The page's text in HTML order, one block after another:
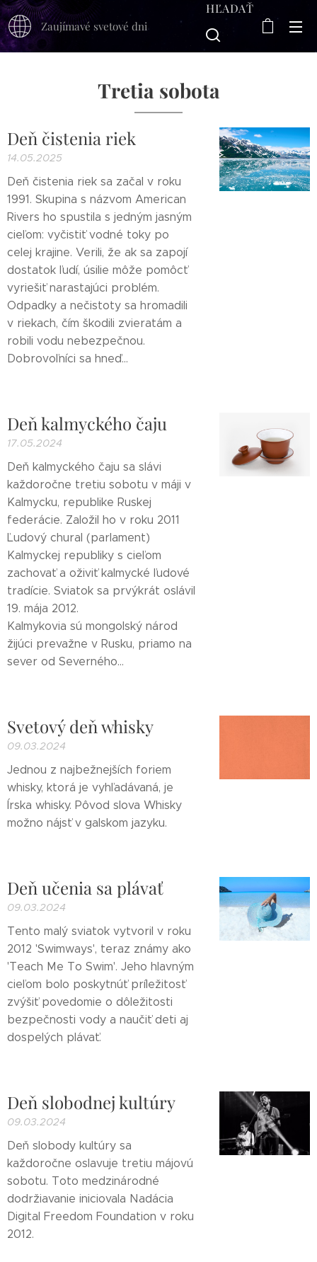
Zaujímavé svetové dni
HĽADAŤ
Tretia sobota
Deň čistenia riek
14.05.2025
Deň čistenia riek sa začal v roku
1991. Skupina s názvom American
Rivers ho spustila s jedným jasným
cieľom: vyčistiť vodné toky po
celej krajine. Verili, že ak sa zapojí
dostatok ľudí, úsilie môže pomôcť
vyriešiť narastajúci problém.
Odpadky a nečistoty sa hromadili
v riekach, čím škodili zvieratám a
robili vodu nebezpečnou.
Dobrovoľníci sa hneď...
Deň kalmyckého čaju
17.05.2024
Deň kalmyckého čaju sa slávi
každoročne tretiu sobotu v máji v
Kalmycku, republike Ruskej
federácie. Založil ho v roku 2011
Ľudový chural (parlament)
Kalmyckej republiky s cieľom
zachovať a oživiť kalmycké ľudové
tradície. Sviatok sa prvýkrát oslávil
19. mája 2012.
Kalmykovia sú mongolský národ
žijúci prevažne v Rusku, priamo na
sever od Severného...
Svetový deň whisky
09.03.2024
Jednou z najbežnejších foriem
whisky, ktorá je vyhľadávaná, je
Írska whisky. Pôvod slova Whisky
možno nájsť v galskom jazyku.
Deň učenia sa plávať
09.03.2024
Tento malý sviatok vytvoril v roku
2012 'Swimways', teraz známy ako
'Teach Me To Swim'. Jeho hlavným
cieľom bolo poskytnúť príležitosť
zvýšiť povedomie o dôležitosti
bezpečnosti vody a naučiť deti aj
dospelých plávať.
Deň slobodnej kultúry
09.03.2024
Deň slobody kultúry sa
každoročne oslavuje tretiu májovú
sobotu. Toto medzinárodné
dodržiavanie iniciovala Nadácia
Digital Freedom Foundation v roku
2012.